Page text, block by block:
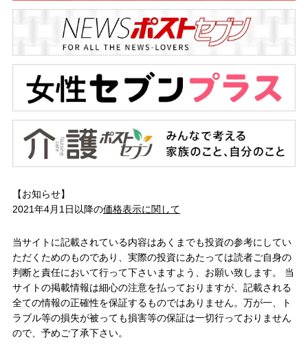
【お知らせ】
2021年4月1日以降の価格表示に関して
当サイトに記載されている内容はあくまでも投資の参考にしてい
ただくためのものであり、実際の投資にあたっては読者ご自身の
判断と責任において行って下さいますよう、お願い致します。 当
サイトの掲載情報は細心の注意を払っておりますが、記載される
全ての情報の正確性を保証するものではありません。万が一、ト
ラブル等の損失が被っても損害等の保証は一切行っておりません
ので、予めご了承下さい。